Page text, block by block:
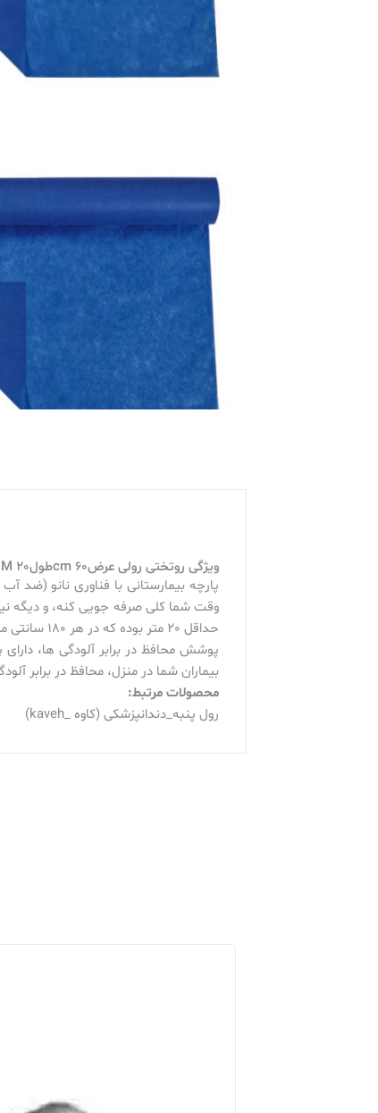
محصولات
بهداشتی
محصولات
ویژگی روتختی رولی عرض60 cmطول20 M
پارچه بیمارستانی با فناوری نانو
وقت شما کلی صرفه جویی کنه، و دیگه
حداقل 20 متر بوده که در هر 180 سانتی متر دارای پرفراژ می باشد.
بیماران شما در منزل، محافظ در برابر
محصولات مرتبط:
رول پنبه_دندانپزشکی (کاوه _kaveh)